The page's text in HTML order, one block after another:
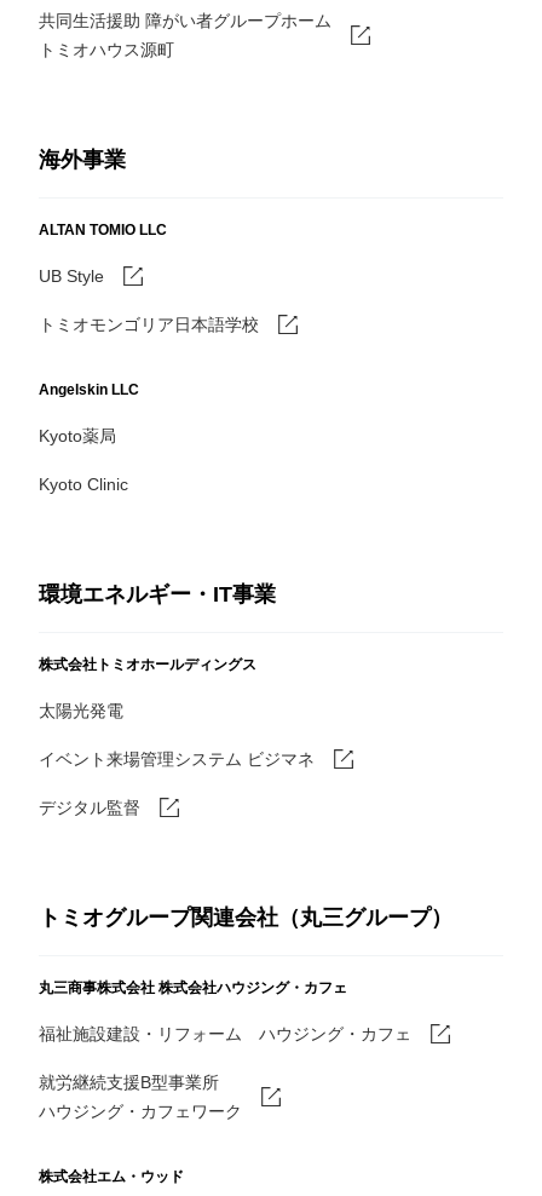
共同生活援助 障がい者グループホーム
トミオハウス源町
海外事業
ALTAN TOMIO LLC
UB Style
トミオモンゴリア日本語学校
Angelskin LLC
Kyoto薬局
Kyoto Clinic
環境エネルギー・IT事業
株式会社トミオホールディングス
太陽光発電
イベント来場管理システム ビジマネ
デジタル監督
トミオグループ関連会社（丸三グループ）
丸三商事株式会社 株式会社ハウジング・カフェ
福祉施設建設・リフォーム ハウジング・カフェ
就労継続支援B型事業所
ハウジング・カフェワーク
株式会社エム・ウッド